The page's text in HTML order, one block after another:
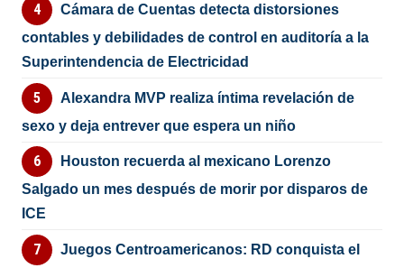
Cámara de Cuentas detecta distorsiones
contables y debilidades de control en auditoría a la
Superintendencia de Electricidad
Alexandra MVP realiza íntima revelación de
sexo y deja entrever que espera un niño
Houston recuerda al mexicano Lorenzo
Salgado un mes después de morir por disparos de
ICE
Juegos Centroamericanos: RD conquista el